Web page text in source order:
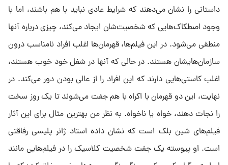
داستانی را نشان می‌دهند که شرایط عادی نباید با هم باشند، اما با
وجود اصطکاک‌هایی که شخصیت‌شان ایجاد می‌کند، چیزی درباره آنها
منطقی می‌شود. در این فیلم‌ها، قهرمان‌ها اغلب افراد نامناسب درون
سازمان‌هایشان هستند. در حالی که آنها در شغل خود خوب هستند،
اغلب کاستی‌هایی دارند که این افراد را از عالی بودن دور می‌کند. در
نهایت، این دو قهرمان با اکراه با هم جفت می‌شوند تا یک روز سخت
را نجات دهند، خواه یا ناخواه. به نظر من بهترین مثال برای این آثار
فیلم‌های شین بلک است که نشان داده استاد ژانر پلیسی رفاقتی
است. او پیوسته یک جفت شخصیت کلاسیک را در فیلم‌هایی مانند